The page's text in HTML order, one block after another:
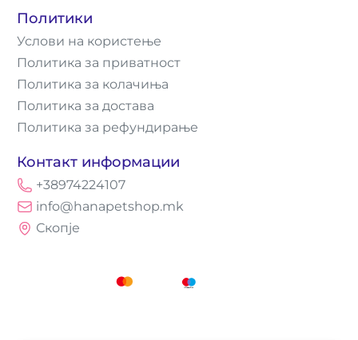
Политики
Услови на користење
Политика за приватност
Политика за колачиња
Политика за достава
Политика за рефундирање
Контакт информации
+38974224107
info@hanapetshop.mk
Скопје